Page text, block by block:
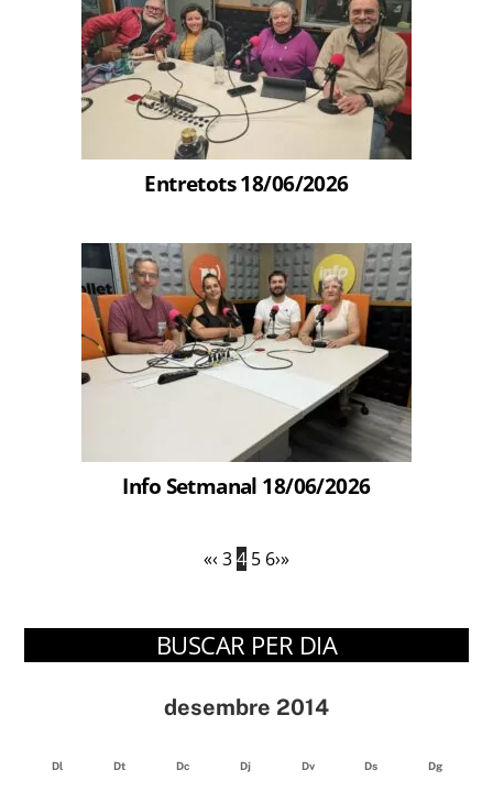
Entretots 18/06/2026
Info Setmanal 18/06/2026
«‹ 34 5 6›»
BUSCAR PER DIA
desembre 2014
Dl Dt Dc Dj Dv Ds Dg